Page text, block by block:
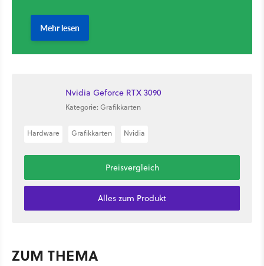
Nvidia Geforce RTX 3090
Kategorie: Grafikkarten
Hardware Grafikkarten Nvidia
Preisvergleich
Alles zum Produkt
ZUM THEMA